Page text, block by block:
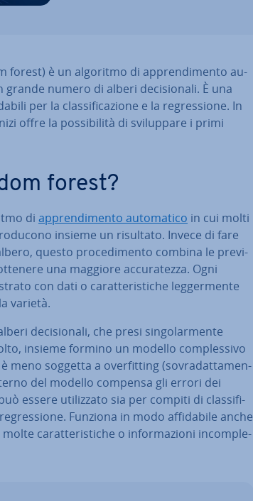
forest) è un algoritmo di ap­pren­di­men­to au­
grande numero di alberi de­ci­sio­na­li. È una
per la clas­si­fi­ca­zio­ne e la re­gres­sio­ne. In
offre la pos­si­bi­li­tà di svi­lup­pa­re i primi
forest?
di ap­pren­di­men­to au­to­ma­ti­co in cui molti
insieme un risultato. Invece di fare
questo pro­ce­di­men­to combina le pre­vi­
una maggiore ac­cu­ra­tez­za. Ogni
con dati o ca­rat­te­ri­sti­che leg­ger­men­te
varietà.
de­ci­sio­na­li, che presi sin­go­lar­men­te
insieme formino un modello com­ples­si­vo
è meno soggetta a over­fit­ting (so­vra­dat­ta­men­
del modello compensa gli errori dei
essere uti­liz­za­to sia per compiti di clas­si­fi­
Funziona in modo af­fi­da­bi­le anche
ca­rat­te­ri­sti­che o in­for­ma­zio­ni in­com­ple­